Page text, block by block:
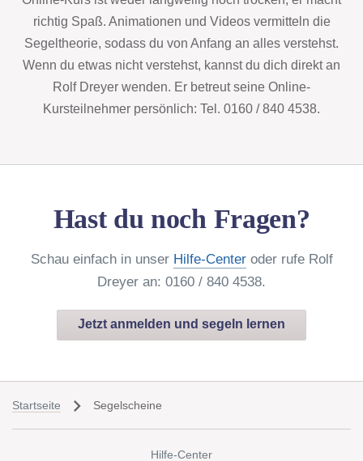
richtig Spaß. Animationen und Videos vermitteln die
Segeltheorie, sodass du von Anfang an alles verstehst.
Wenn du etwas nicht verstehst, kannst du dich direkt an
Rolf Dreyer wenden. Er betreut seine Online-
Kursteilnehmer persönlich: Tel. 0160 / 840 4538.
Hast du noch Fragen?
Schau einfach in unser Hilfe-Centeroder rufe Rolf
Dreyer an: 0160 / 840 4538.
Jetzt anmelden und segeln lernen
Startseite navigate_next Segelscheine
Hilfe-Center